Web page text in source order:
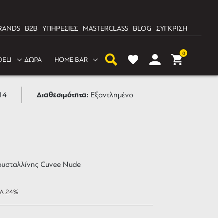
B2B ΥΠΗΡΕΣΙΕΣ MASTERCLASS BLOG ΣΥΓΚΡΙΣΗ
ΔΩΡΑ HOME BAR
0
Cuvee Nude 350ml 6
Διαθεσιμότητα: Εξαντλημένο
Cuvee Nude
24%